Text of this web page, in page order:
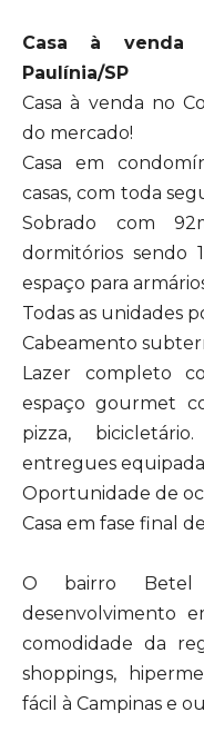
Casa à venda
Paulínia/SP
Casa à venda no
do mercado!
Casa em
casas, com toda
Sobrado com
dormitórios sendo
espaço para
Todas as unidades
Cabeamento
Lazer completo
espaço gourmet
pizza,
entregues
Oportunidade de
Casa em fase final
O bairro
desenvolvimento
comodidade da
shoppings,
fácil à Campinas e